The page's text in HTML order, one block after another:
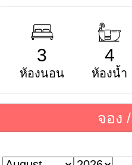
3
ห้องนอน
4
ห้องน้ำ
จอง